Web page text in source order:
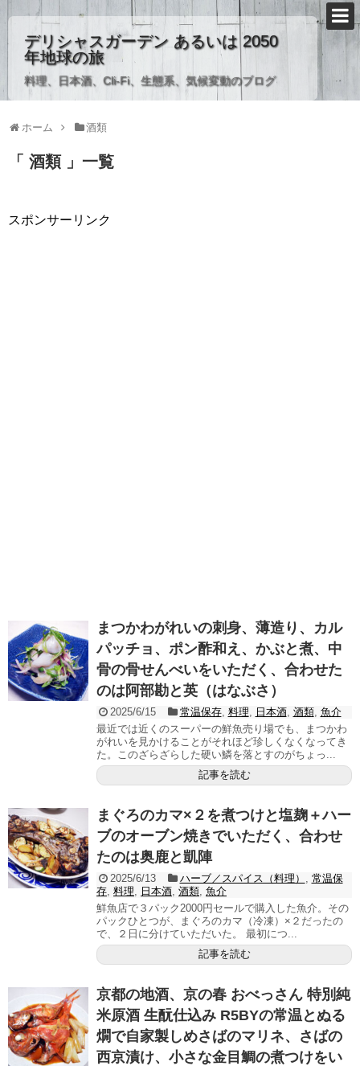
デリシャスガーデン あるいは 2050
年地球の旅
料理、日本酒、Cli-Fi、生態系、気候変動のブログ
ホーム 酒類
「 酒類 」一覧
スポンサーリンク
まつかわがれいの刺身、薄造り、カル
パッチョ、ポン酢和え、かぶと煮、中
骨の骨せんべいをいただく、合わせた
のは阿部勘と英（はなぶさ）
2025/6/15 常温保存, 料理, 日本酒, 酒類, 魚介
最近では近くのスーパーの鮮魚売り場でも、まつかわ
がれいを見かけることがそれほど珍しくなくなってき
た。このざらざらした硬い鱗を落とすのがちょっ...
記事を読む
まぐろのカマ×２を煮つけと塩麹＋ハー
ブのオーブン焼きでいただく、合わせ
たのは奥鹿と凱陣
2025/6/13 ハーブ／スパイス（料理） , 常温保
存, 料理, 日本酒, 酒類, 魚介
鮮魚店で３パック2000円セールで購入した魚介。その
パックひとつが、まぐろのカマ（冷凍）×２だったの
で、２日に分けていただいた。 最初につ...
記事を読む
京都の地酒、京の春 おべっさん 特別純
米原酒 生酛仕込み R5BYの常温とぬる
燗で自家製しめさばのマリネ、さばの
西京漬け、小さな金目鯛の煮つけをい